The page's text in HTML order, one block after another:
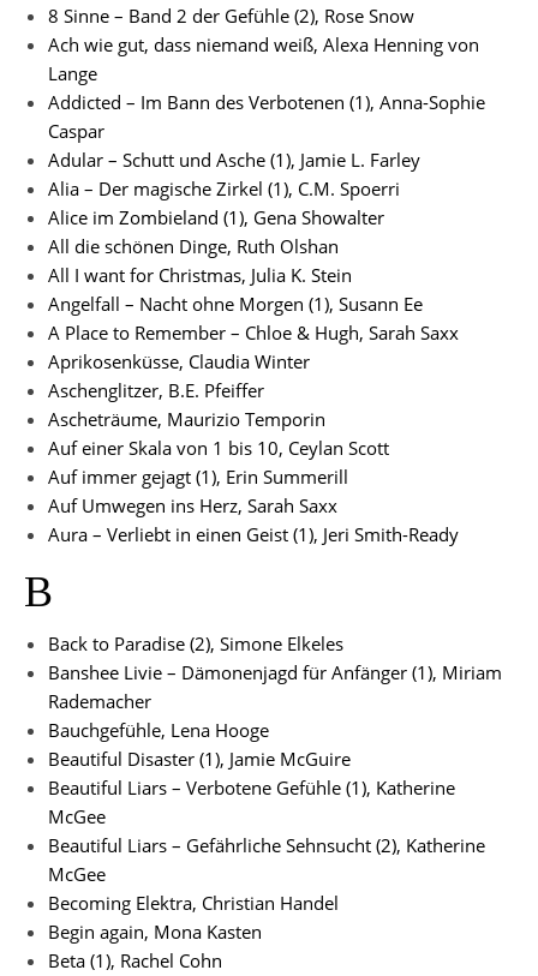
8 Sinne – Band 2 der Gefühle (2), Rose Snow
Ach wie gut, dass niemand weiß, Alexa Henning von
Lange
Addicted – Im Bann des Verbotenen (1), Anna-Sophie
Caspar
Adular – Schutt und Asche (1), Jamie L. Farley
Alia – Der magische Zirkel (1), C.M. Spoerri
Alice im Zombieland (1), Gena Showalter
All die schönen Dinge, Ruth Olshan
All I want for Christmas, Julia K. Stein
Angelfall – Nacht ohne Morgen (1), Susann Ee
A Place to Remember – Chloe & Hugh, Sarah Saxx
Aprikosenküsse, Claudia Winter
Aschenglitzer, B.E. Pfeiffer
Ascheträume, Maurizio Temporin
Auf einer Skala von 1 bis 10, Ceylan Scott
Auf immer gejagt (1), Erin Summerill
Auf Umwegen ins Herz, Sarah Saxx
Aura – Verliebt in einen Geist (1), Jeri Smith-Ready
B
Back to Paradise (2), Simone Elkeles
Banshee Livie – Dämonenjagd für Anfänger (1), Miriam
Rademacher
Bauchgefühle, Lena Hooge
Beautiful Disaster (1), Jamie McGuire
Beautiful Liars – Verbotene Gefühle (1), Katherine
McGee
Beautiful Liars – Gefährliche Sehnsucht (2), Katherine
McGee
Becoming Elektra, Christian Handel
Begin again, Mona Kasten
Beta (1), Rachel Cohn